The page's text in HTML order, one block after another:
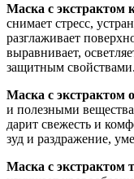
Маска с экстрактом
снимает стресс,
разглаживает
выравнивает,
защитным свойствами.
Маска с экстрактом
и полезными
дарит свежесть и
зуд и раздражение,
Маска с экстрактом